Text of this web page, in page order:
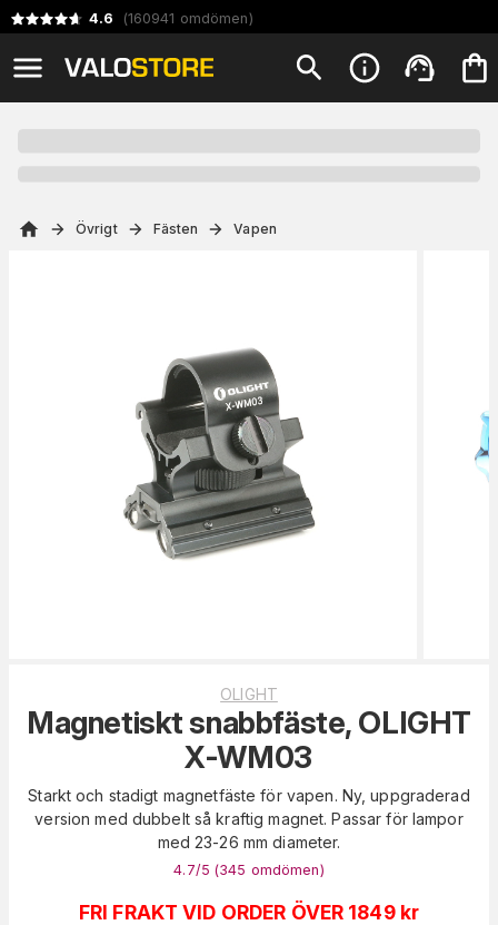
4.6 (160941 omdömen)
Övrigt Fästen Vapen
OLIGHT
Magnetiskt snabbfäste, OLIGHT
X-WM03
Starkt och stadigt magnetfäste för vapen. Ny, uppgraderad
version med dubbelt så kraftig magnet. Passar för lampor
med 23-26 mm diameter.
4.7/5 (345 omdömen)
FRI FRAKT VID ORDER ÖVER 1849 kr